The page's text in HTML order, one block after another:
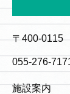
〒400-0115
055-276-
施設案内